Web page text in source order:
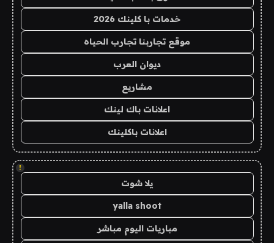
خدمات با كلينك 2026
موقع تجاربنا تجارب الحياه
ديوان العرب
مشاريع
اعلانات باك لينك
اعلانات باكلينك
!
يلا شوت
yalla shoot
مباريات اليوم مباشر